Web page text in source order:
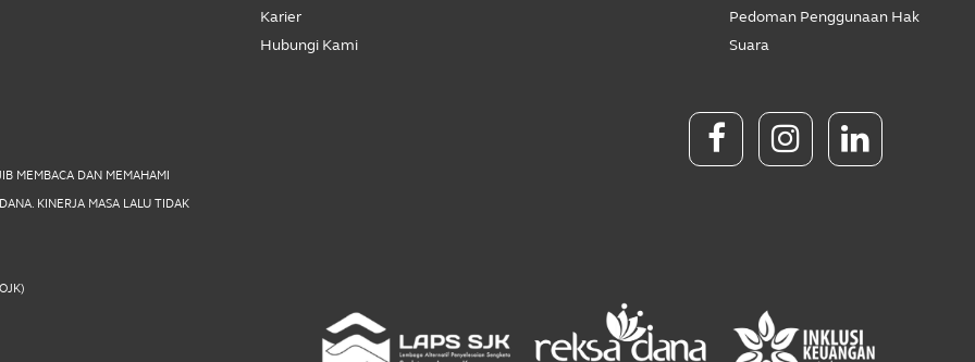
Karier
Hubungi Kami
Pedoman Penggunaan Hak
Suara
MEMBACA DAN MEMAHAMI
KINERJA MASA LALU TIDAK